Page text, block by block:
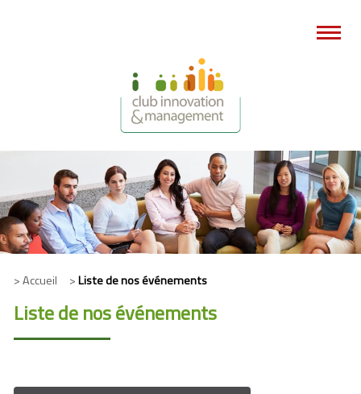
> Accueil >Liste de nos événements
Liste de nos événements